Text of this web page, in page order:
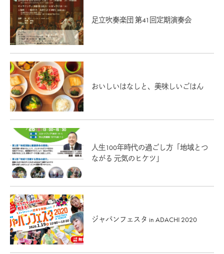
足立吹奏楽団 第41回定期演奏会
おいしいはなしと、美味しいごはん
人生100年時代の過ごし方「地域とつ
ながる 元気のヒケツ」
ジャパンフェスタ in ADACHI 2020